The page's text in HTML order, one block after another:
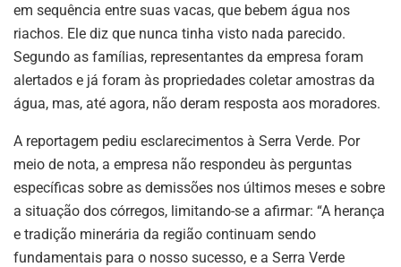
em sequência entre suas vacas, que bebem água nos
riachos. Ele diz que nunca tinha visto nada parecido.
Segundo as famílias, representantes da empresa foram
alertados e já foram às propriedades coletar amostras da
água, mas, até agora, não deram resposta aos moradores.
A reportagem pediu esclarecimentos à Serra Verde. Por
meio de nota, a empresa não respondeu às perguntas
específicas sobre as demissões nos últimos meses e sobre
a situação dos córregos, limitando-se a afirmar: “A herança
e tradição minerária da região continuam sendo
fundamentais para o nosso sucesso, e a Serra Verde